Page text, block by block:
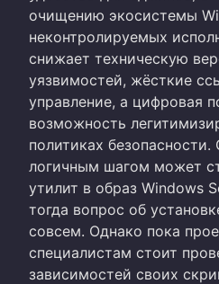
очищению экосистемы
неконтролируемых
снижает техническую
уязвимостей, жёсткие
управление, а цифровая
возможность
политиках
логичным шагом может
утилит в образ Windows
тогда вопрос об
совсем. Однако пока
специалистам стоит
зависимостей своих